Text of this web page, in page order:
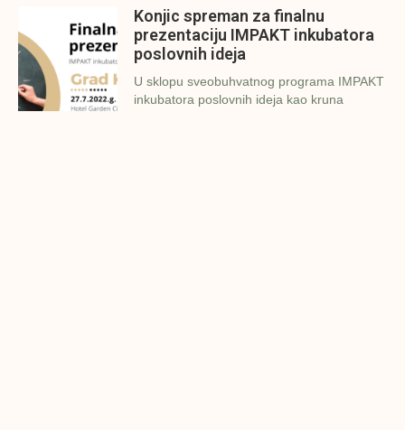
Konjic spreman za finalnu
prezentaciju IMPAKT inkubatora
poslovnih ideja
U sklopu sveobuhvatnog programa IMPAKT
inkubatora poslovnih ideja kao kruna